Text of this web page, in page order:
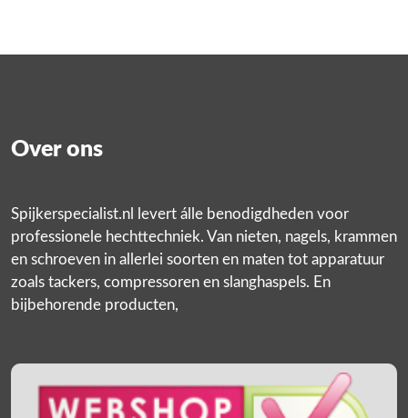
Over ons
Spijkerspecialist.nl levert álle benodigdheden voor
professionele hechttechniek. Van nieten, nagels, krammen
en schroeven in allerlei soorten en maten tot apparatuur
zoals tackers, compressoren en slanghaspels. En
bijbehorende producten,